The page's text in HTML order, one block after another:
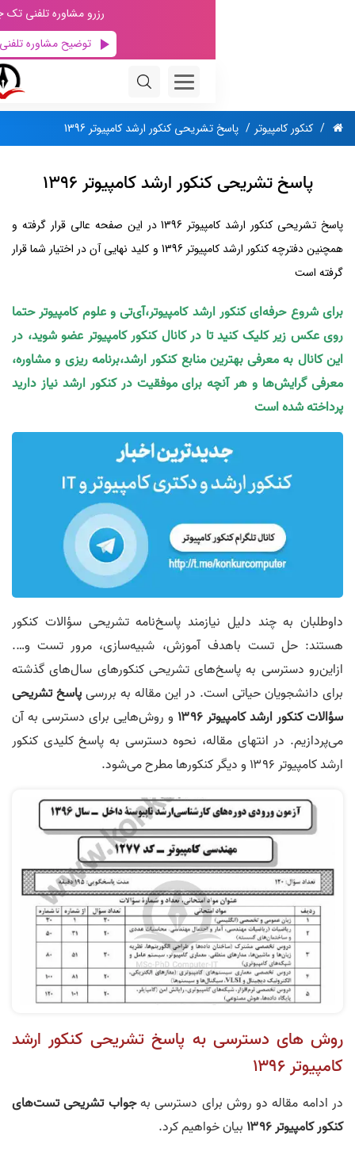
رزرو مشاوره تلفنی تک جلسه‌ای با
توضیح مشاوره تلفنی
رزرو
پاسخ تشریحی کنکور ارشد کامپیوتر 1396
کنکور ارشد کامپیوتر 1396
پاسخ تشریحی کنکور ارشد کامپیوتر 1396 در این صفحه عالی قرار گرفته و
همچنین دفترچه کنکور ارشد کامپیوتر 1396 و کلید نهایی آن در اختیار شما قرار
کنکور ارشد کامپیوتر،آی‌تی و علوم کامپیوتر حتما
کلیک کنید تا در کانال کنکور کامپیوتر عضو شوید، در
معرفی بهترین منابع کنکور ارشد،برنامه ریزی و مشاوره،
و هر آنچه برای موفقیت در کنکور ارشد نیاز دارید
است
چند دلیل نیازمند پاسخ‌نامه تشریحی سؤالات کنکور
تست‌ باهدف آموزش، شبیه‌سازی، مرور تست‌ و….
به پاسخ‌های تشریحی کنکور‌های سال‌های گذشته
حیاتی است. در این مقاله به بررسیپاسخ تشریحی
کامپیوتر ۱۳۹۶
و روش‌هایی برای دسترسی به آن
انتهای مقاله، نحوه دسترسی به پاسخ کلیدی کنکور
به پاسخ تشریحی کنکور ارشد
دو روش برای دسترسی بهجواب تشریحی تست‌‌های
بیان خواهیم کرد.